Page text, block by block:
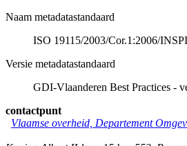
Naam metadatastandaard
ISO 19115/2003/Cor.1:2006/
Versie metadatastandaard
GDI-Vlaanderen Best Practices -
contactpunt
Vlaamse overheid, Departement